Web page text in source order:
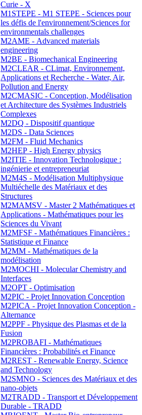
Curie - X
M1STEPE - M1 STEPE - Sciences pour
les défis de l'environnement/Sciences for
environmentals challenges
M2AME - Advanced materials
engineering
M2BE - Biomechanical Engineering
M2CLEAR - CLimat, Environnement,
Applications et Recherche - Water, Air,
Pollution and Energy
M2CMASIC - Conception, Modélisation
et Architecture des Systèmes Industriels
Complexes
M2DQ - Dispositif quantique
M2DS - Data Sciences
M2FM - Fluid Mechanics
M2HEP - High Energy physics
M2ITIE - Innovation Technologique :
ingénierie et entrepreneuriat
M2M4S - Modélisation Multiphysique
Multiéchelle des Matériaux et des
Structures
M2MAMSV - Master 2 Mathématiques et
Applications - Mathématiques pour les
Sciences du Vivant
M2MFSF - Mathématiques Financières :
Statistique et Finance
M2MM - Mathématiques de la
modélisation
M2MOCHI - Molecular Chemistry and
Interfaces
M2OPT - Optimisation
M2PIC - Projet Innovation Conception
M2PICA - Projet Innovation Conception -
Alternance
M2PPF - Physique des Plasmas et de la
Fusion
M2PROBAFI - Mathématiques
Financières : Probabilités et Finance
M2REST - Renewable Energy, Science
and Technology
M2SMNO - Sciences des Matériaux et des
nano-objets
M2TRADD - Transport et Développement
Durable - TRADD